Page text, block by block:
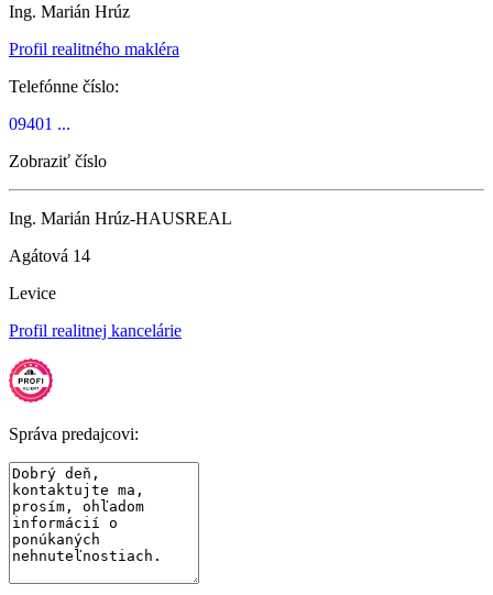
Ing. Marián Hrúz
Profil realitného makléra
Telefónne číslo:
09401 ...
Zobraziť číslo
Ing. Marián Hrúz-HAUSREAL
Agátová 14
Levice
Profil realitnej kancelárie
Správa predajcovi: